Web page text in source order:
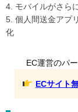
4. モバイルがさら
5. 個人間送金アプ
化
EC運営のパ
ECサイト